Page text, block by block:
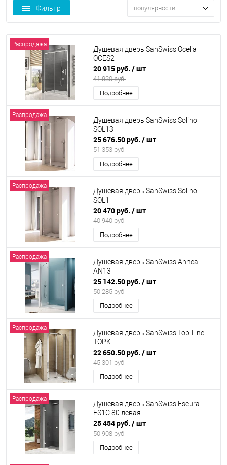
Фильтр популярности
Распродажа
Душевая дверь SanSwiss Ocelia
OCES2
20 915 руб. / шт
41 830 руб.
Подробнее
Распродажа
Душевая дверь SanSwiss Solino
SOL13
25 676.50 руб. / шт
51 353 руб.
Подробнее
Распродажа
Душевая дверь SanSwiss Solino
SOL1
20 470 руб. / шт
40 940 руб.
Подробнее
Распродажа
Душевая дверь SanSwiss Annea
AN13
25 142.50 руб. / шт
50 285 руб.
Подробнее
Распродажа
Душевая дверь SanSwiss Top-Line
TOPK
22 650.50 руб. / шт
45 301 руб.
Подробнее
Распродажа
Душевая дверь SanSwiss Escura
ES1C 80 левая
25 454 руб. / шт
50 908 руб.
Подробнее